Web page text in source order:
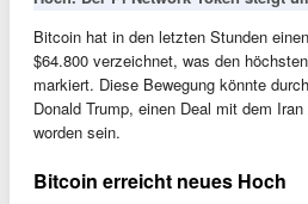
Bitcoin hat in den letzten Stunden
$64.800 verzeichnet, was den
markiert. Diese Bewegung könnte
Donald Trump, einen Deal mit dem
worden sein.
Bitcoin erreicht neues Hoch